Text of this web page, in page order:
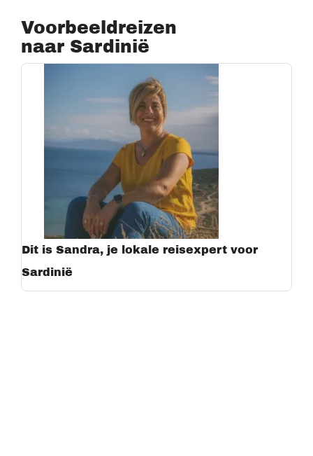
Voorbeeldreizen
naar Sardinië
Dit is Sandra, je lokale reisexpert voor
Sardinië